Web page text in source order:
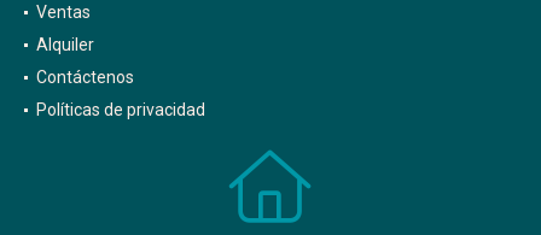
Ventas
Alquiler
Contáctenos
Políticas de privacidad